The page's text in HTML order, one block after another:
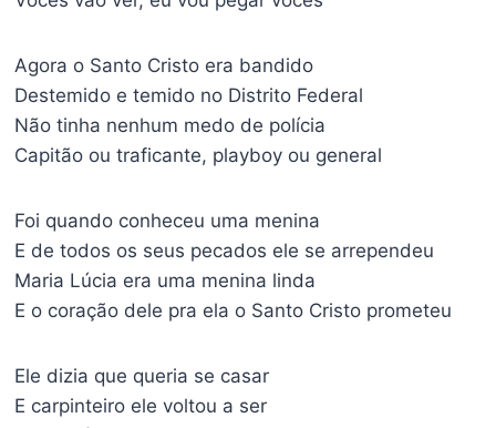
Agora o Santo Cristo era bandido
Destemido e temido no Distrito Federal
Não tinha nenhum medo de polícia
Capitão ou traficante, playboy ou general
Foi quando conheceu uma menina
E de todos os seus pecados ele se arrependeu
Maria Lúcia era uma menina linda
E o coração dele pra ela o Santo Cristo prometeu
Ele dizia que queria se casar
E carpinteiro ele voltou a ser